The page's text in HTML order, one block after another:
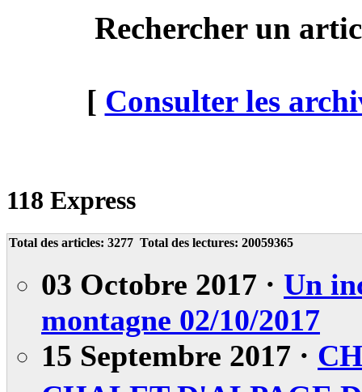
Rechercher un
[ Consulter les
118 Express
Total des articles: 3277 Total des lectures: 20059365
03 Octobre 2017 · Un
montagne 02/10/2017
15 Septembre 2017 ·